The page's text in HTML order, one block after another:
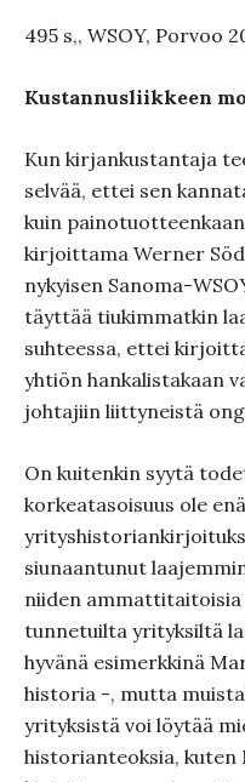
495 s,, WSOY, Porvoo
Kustannusliikkeen
Kun kirjankustantaja
selvää, ettei sen
kuin
kirjoittama Werner
nykyisen Sanoma-
täyttää tiukimmatkin
suhteessa, ettei
yhtiön hankalistakaan
johtajiin liittyneistä
On kuitenkin syytä
korkeatasoisuus ole
siunaantunut
niiden
tunnetuilta yrityksiltä
hyvänä esimerkkinä
historia -, mutta
yrityksistä voi löytää
historianteoksia, kuten